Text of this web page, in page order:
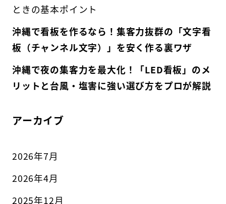
ときの基本ポイント
沖縄で看板を作るなら！集客力抜群の「文字看
板（チャンネル文字）」を安く作る裏ワザ
沖縄で夜の集客力を最大化！「LED看板」のメ
リットと台風・塩害に強い選び方をプロが解説
アーカイブ
2026年7月
2026年4月
2025年12月